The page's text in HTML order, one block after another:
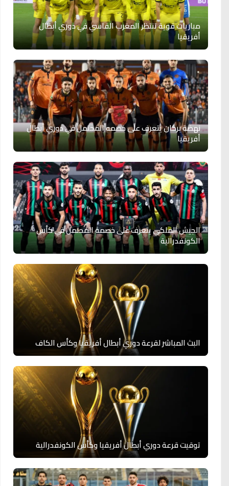
مباريات قوية تنتظر المغرب الفاسي في دوري أبطال
أفريقيا
نهضة بركان يتعرف على خصمه المحتمل في دوري أبطال
أفريقيا
الجيش الملكي يتعرف على خصمه المحتمل في كأس
الكونفدرالية
البث المباشر لقرعة دوري أبطال أفريقيا وكأس الكاف
توقيت قرعة دوري أبطال أفريقيا وكأس الكونفدرالية